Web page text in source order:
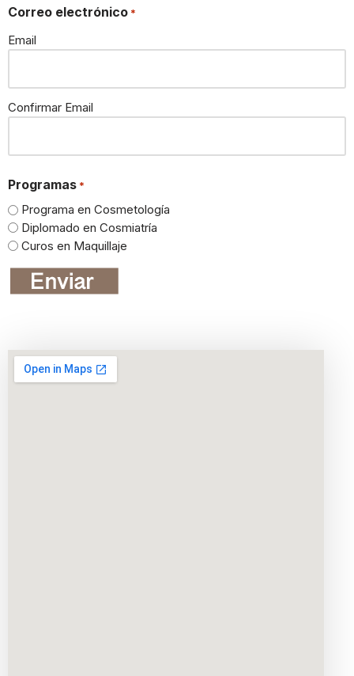
Correo electrónico *
Email
Confirmar Email
Programas *
Programa en Cosmetología
Diplomado en Cosmiatría
Curos en Maquillaje